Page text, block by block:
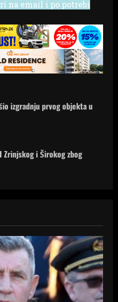
na email i po potrebi
izgradnju prvog objekta u
Zrinjskog i Širokog zbog